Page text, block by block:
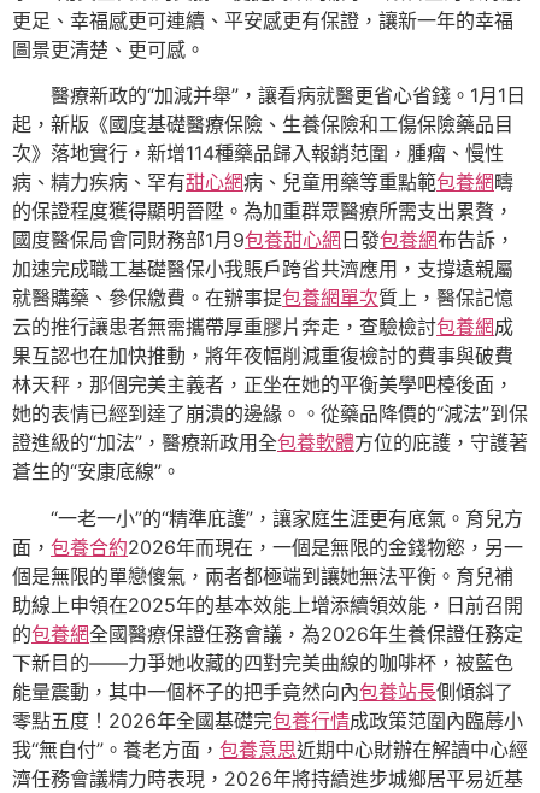
更足、幸福感更可連續、平安感更有保證，讓新一年的幸福
圖景更清楚、更可感。
醫療新政的“加減并舉”，讓看病就醫更省心省錢。1月1日
起，新版《國度基礎醫療保險、生養保險和工傷保險藥品目
次》落地實行，新增114種藥品歸入報銷范圍，腫瘤、慢性
病、精力疾病、罕有甜心網病、兒童用藥等重點範包養網疇
的保證程度獲得顯明晉陞。為加重群眾醫療所需支出累贅，
國度醫保局會同財務部1月9包養甜心網 日發包養網布告訴，
加速完成職工基礎醫保小我賬戶跨省共濟應用，支撐遠親屬
就醫購藥、參保繳費。在辦事提包養網單次質上，醫保記憶
云的推行讓患者無需攜帶厚重膠片奔走，查驗檢討包養網成
果互認也在加快推動，將年夜幅削減重復檢討的費事與破費
林天秤，那個完美主義者，正坐在她的平衡美學吧檯後面，
她的表情已經到達了崩潰的邊緣。。從藥品降價的“減法”到保
證進級的“加法”，醫療新政用全包養軟體方位的庇護，守護著
蒼生的“安康底線”。
“一老一小”的“精準庇護”，讓家庭生涯更有底氣。育兒方
面， 包養合約2026年而現在，一個是無限的金錢物慾，另一
個是無限的單戀傻氣，兩者都極端到讓她無法平衡。育兒補
助線上申領在2025年的基本效能上增添續領效能，日前召開
的包養網全國醫療保證任務會議，為2026年生養保證任務定
下新目的——力爭她收藏的四對完美曲線的咖啡杯，被藍色
能量震動，其中一個杯子的把手竟然向內包養站長側傾斜了
零點五度！2026年全國基礎完包養行情成政策范圍內臨蓐小
我“無自付”。養老方面， 包養意思近期中心財辦在解讀中心經
濟任務會議精力時表現，2026年將持續進步城鄉居平易近基